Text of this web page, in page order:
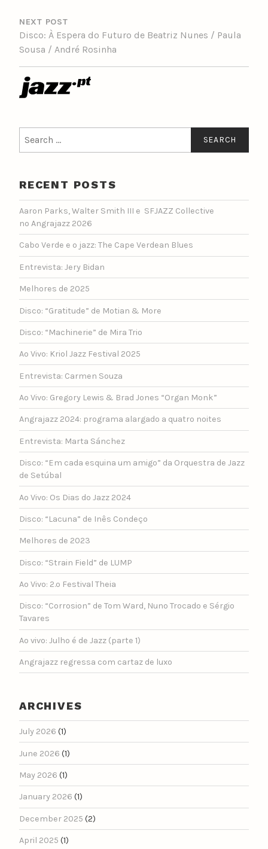
NEXT POST
Disco: À Espera do Futuro de Beatriz Nunes / Paula
Sousa / André Rosinha
for:
RECENT POSTS
Aaron Parks, Walter Smith III e SFJAZZ Collective
no Angrajazz 2026
Cabo Verde e o jazz: The Cape Verdean Blues
Entrevista: Jery Bidan
Melhores de 2025
Disco: “Gratitude” de Motian & More
Disco: “Machinerie” de Mira Trio
Ao Vivo: Kriol Jazz Festival 2025
Entrevista: Carmen Souza
Ao Vivo: Gregory Lewis & Brad Jones “Organ Monk”
Angrajazz 2024: programa alargado a quatro noites
Entrevista: Marta Sánchez
Disco: “Em cada esquina um amigo” da Orquestra de Jazz
de Setúbal
Ao Vivo: Os Dias do Jazz 2024
Disco: “Lacuna” de Inês Condeço
Melhores de 2023
Disco: “Strain Field” de LUMP
Ao Vivo: 2.º Festival Theia
Disco: “Corrosion” de Tom Ward, Nuno Trocado e Sérgio
Tavares
Ao vivo: Julho é de Jazz (parte 1)
Angrajazz regressa com cartaz de luxo
ARCHIVES
July 2026 (1)
June 2026 (1)
May 2026 (1)
January 2026 (1)
December 2025 (2)
April 2025 (1)